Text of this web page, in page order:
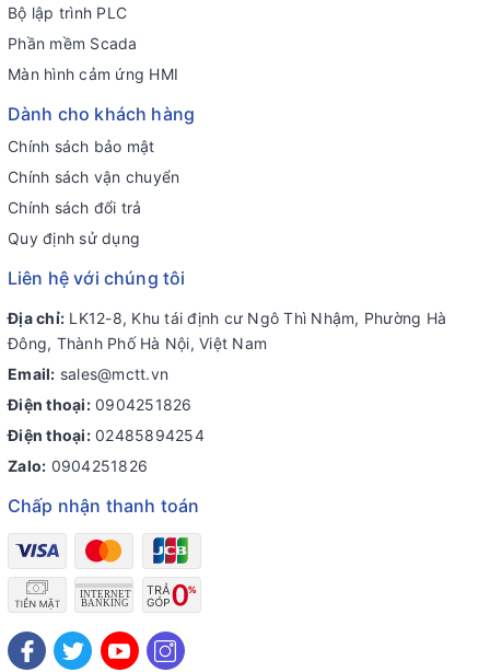
Bộ lập trình PLC
Phần mềm Scada
Màn hình cảm ứng HMI
Dành cho khách hàng
Chính sách bảo mật
Chính sách vận chuyển
Chính sách đổi trả
Quy định sử dụng
Liên hệ với chúng tôi
Địa chỉ: LK12-8, Khu tái định cư Ngô Thì Nhậm, Phường Hà
Đông, Thành Phố Hà Nội, Việt Nam
Email: sales@mctt.vn
Điện thoại: 0904251826
Điện thoại: 02485894254
Zalo: 0904251826
Chấp nhận thanh toán